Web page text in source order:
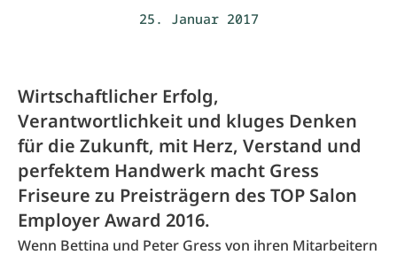
25. Januar 2017
Wirtschaftlicher Erfolg,
Verantwortlichkeit und kluges Denken
für die Zukunft, mit Herz, Verstand und
perfektem Handwerk macht Gress
Friseure zu Preisträgern des TOP Salon
Employer Award 2016.
Wenn Bettina und Peter Gress von ihren Mitarbeitern